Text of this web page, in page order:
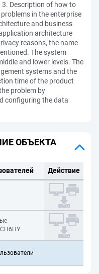
Description of how to
in the enterprise
and business
architecture
reasons, the name
The system
and lower levels. The
systems and the
time of the product
problem by
configuring the data
ОБЪЕКТА
Действие
СПбПУ